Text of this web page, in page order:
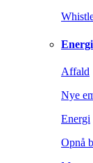
Affald
Nye
Energi
Opnå